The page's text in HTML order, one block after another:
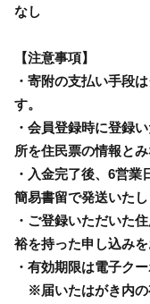
なし
【注意事項】
・寄附の支払い手段
す。
・会員登録時に登録
所を住民票の情報とみ
・入金完了後、6営
簡易書留で発送いたし
・ご登録いただいた
裕を持った申し込みを
・有効期限は電子ク
※届いたはがき内の